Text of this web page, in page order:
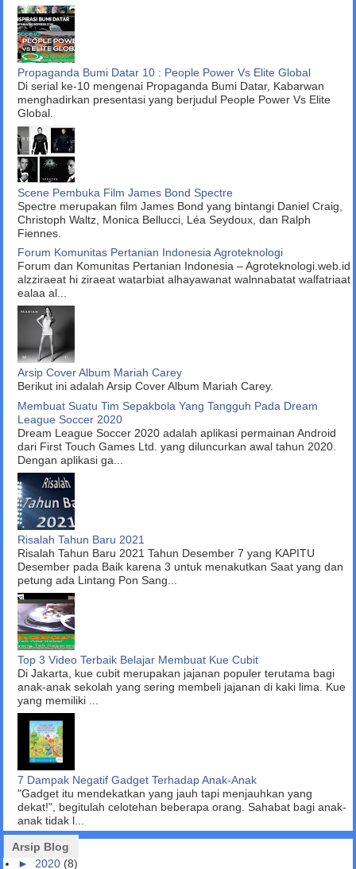
Propaganda Bumi Datar 10 : People Power Vs Elite Global
Di serial ke-10 mengenai Propaganda Bumi Datar, Kabarwan
menghadirkan presentasi yang berjudul People Power Vs Elite
Global.
Scene Pembuka Film James Bond Spectre
Spectre merupakan film James Bond yang bintangi Daniel Craig,
Christoph Waltz, Monica Bellucci, Léa Seydoux, dan Ralph
Fiennes.
Forum Komunitas Pertanian Indonesia Agroteknologi
Forum dan Komunitas Pertanian Indonesia – Agroteknologi.web.id
alzziraeat hi ziraeat watarbiat alhayawanat walnnabatat walfatriaat
ealaa al...
Arsip Cover Album Mariah Carey
Berikut ini adalah Arsip Cover Album Mariah Carey.
Membuat Suatu Tim Sepakbola Yang Tangguh Pada Dream
League Soccer 2020
Dream League Soccer 2020 adalah aplikasi permainan Android
dari First Touch Games Ltd. yang diluncurkan awal tahun 2020.
Dengan aplikasi ga...
Risalah Tahun Baru 2021
Risalah Tahun Baru 2021 Tahun Desember 7 yang KAPITU
Desember pada Baik karena 3 untuk menakutkan Saat yang dan
petung ada Lintang Pon Sang...
Top 3 Video Terbaik Belajar Membuat Kue Cubit
Di Jakarta, kue cubit merupakan jajanan populer terutama bagi
anak-anak sekolah yang sering membeli jajanan di kaki lima. Kue
yang memiliki ...
7 Dampak Negatif Gadget Terhadap Anak-Anak
"Gadget itu mendekatkan yang jauh tapi menjauhkan yang
dekat!", begitulah celotehan beberapa orang. Sahabat bagi anak-
anak tidak l...
Arsip Blog
►2020 (8)